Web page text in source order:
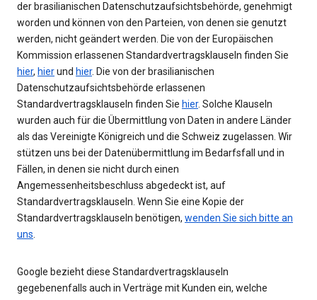
der brasilianischen Datenschutzaufsichtsbehörde, genehmigt
worden und können von den Parteien, von denen sie genutzt
werden, nicht geändert werden. Die von der Europäischen
Kommission erlassenen Standardvertragsklauseln finden Sie
hier, hierund hier. Die von der brasilianischen
Datenschutzaufsichtsbehörde erlassenen
Standardvertragsklauseln finden Sie hier. Solche Klauseln
wurden auch für die Übermittlung von Daten in andere Länder
als das Vereinigte Königreich und die Schweiz zugelassen. Wir
stützen uns bei der Datenübermittlung im Bedarfsfall und in
Fällen, in denen sie nicht durch einen
Angemessenheitsbeschluss abgedeckt ist, auf
Standardvertragsklauseln. Wenn Sie eine Kopie der
Standardvertragsklauseln benötigen, wenden Sie sich bitte an
uns.
Google bezieht diese Standardvertragsklauseln
gegebenenfalls auch in Verträge mit Kunden ein, welche